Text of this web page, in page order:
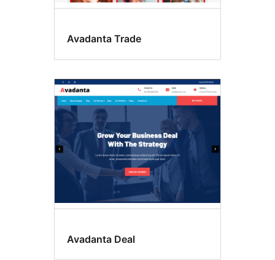
Avadanta Trade
Avadanta Deal